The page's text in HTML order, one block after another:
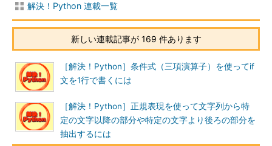
解決！Python 連載一覧
新しい連載記事が 169 件あります
［解決！Python］条件式（三項演算子）を使ってif
文を1行で書くには
［解決！Python］正規表現を使って文字列から特
定の文字以降の部分や特定の文字より後ろの部分を
抽出するには